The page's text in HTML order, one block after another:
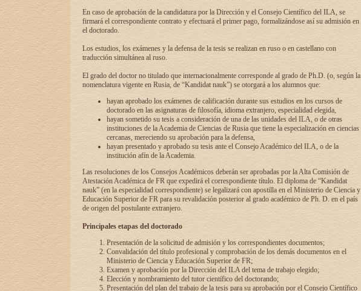
En caso de aprobación de la candidatura por la Dirección y el Consejo Científico del ILA, se
firmará el correspondiente contrato y efectuará el primer pago, formalizándose así su admisión en
el doctorado.
Los estudios, los exámenes y la defensa de la tesis se realizan en ruso o en castellano con
traducción simultánea al ruso.
El grado del doctor no titulado que internacionalmente corresponde al grado de Ph.D. (o, según la
nomenclatura vigente en Rusia, de “Kandidat nauk”) se otorgará a los alumnos que:
hayan aprobado los exámenes de calificación durante sus estudios en los cursos de
doctorado en las asignaturas de filosofía, idioma extranjero, especialidad elegida,
hayan sometido su tesis a consideración de una de las unidades del ILA, o de otras
instituciones de la Academia de Ciencias de Rusia que tiene la especialización en ciencias
cercanas, mereciendo su aprobación para la defensa,
hayan presentado y aprobado su tesis ante el Consejo Académico del ILA, o de la
institución afín de la Academia.
Las resoluciones de los Consejos Académicos deberán ser aprobadas por la Alta Comisión de
Atestación Académica de FR que expedirá el correspondiente título. El diploma de “Kandidat
nauk” (en la especialidad correspondiente) se legalizará con apostilla en el Ministerio de Ciencia y
Educación Superior de FR para su revalidación posterior al grado académico de Ph. D. en el país
de origen del postulante extranjero.
Principales etapas del doctorado
Presentación de la solicitud de admisión y los correspondientes documentos;
Convalidación del título profesional y comprobación de los demás documentos en el
Ministerio de Ciencia y Educación Superior de FR;
Examen y aprobación por la Dirección del ILA del tema de trabajo elegido;
Elección y nombramiento del tutor científico del doctorando;
Presentación del plan del trabajo de la tesis para su aprobación por el Consejo Científico